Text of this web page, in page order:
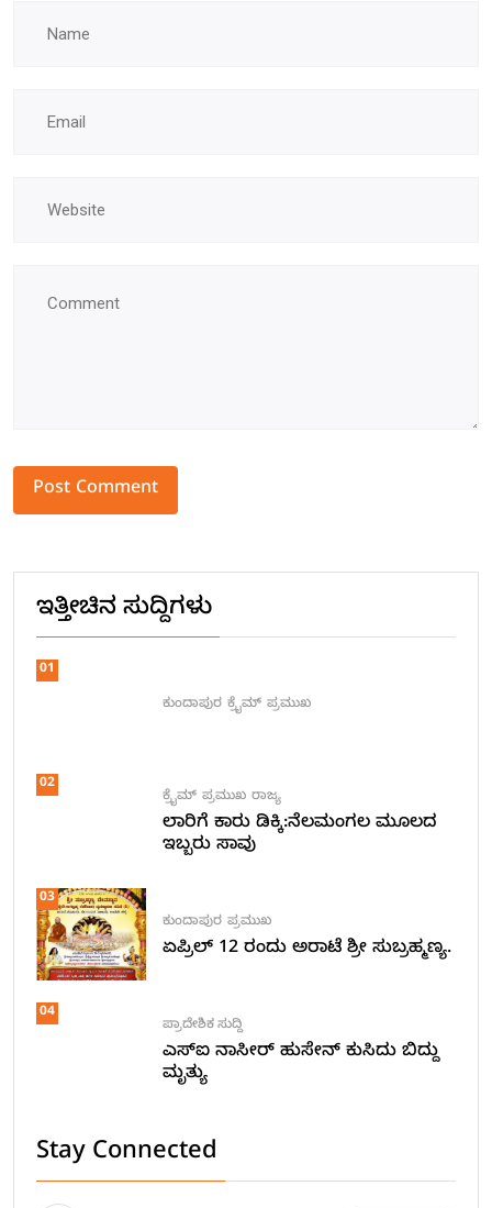
ಇತ್ತೀಚಿನ ಸುದ್ದಿಗಳು
01
ಕುಂದಾಪುರ ಕ್ರೈಮ್ ಪ್ರಮುಖ
02
ಕ್ರೈಮ್ ಪ್ರಮುಖ ರಾಜ್ಯ
ಲಾರಿಗೆ ಕಾರು ಡಿಕ್ಕಿ:ನೆಲಮಂಗಲ ಮೂಲದ
ಇಬ್ಬರು ಸಾವು
03
ಕುಂದಾಪುರ ಪ್ರಮುಖ
ಏಪ್ರಿಲ್ 12 ರಂದು ಅರಾಟೆ ಶ್ರೀ ಸುಬ್ರಹ್ಮಣ್ಯ.
04
ಪ್ರಾದೇಶಿಕ ಸುದ್ದಿ
ಎಸ್ಐ ನಾಸೀರ್ ಹುಸೇನ್ ಕುಸಿದು ಬಿದ್ದು
ಮೃತ್ಯು
Stay Connected